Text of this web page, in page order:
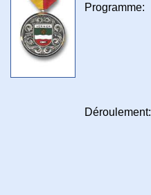
Programme:
Déroulement: